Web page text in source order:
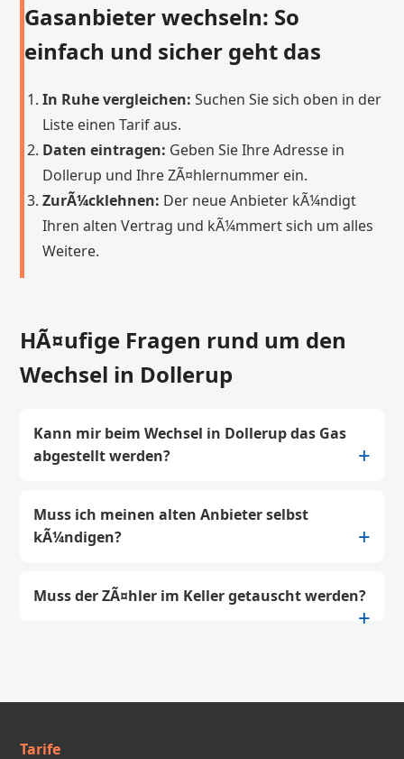
Gasanbieter wechseln: So
einfach und sicher geht das
In Ruhe vergleichen: Suchen Sie sich oben in der
Liste einen Tarif aus.
Daten eintragen: Geben Sie Ihre Adresse in
Dollerup und Ihre ZÃ¤hlernummer ein.
ZurÃ¼cklehnen: Der neue Anbieter kÃ¼ndigt
Ihren alten Vertrag und kÃ¼mmert sich um alles
Weitere.
HÃ¤ufige Fragen rund um den
Wechsel in Dollerup
Kann mir beim Wechsel in Dollerup das Gas
abgestellt werden?
Muss ich meinen alten Anbieter selbst
kÃ¼ndigen?
Muss der ZÃ¤hler im Keller getauscht werden?
Tarife